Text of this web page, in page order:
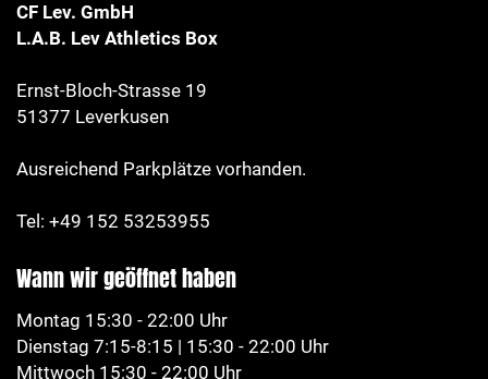
CF Lev. GmbH
L.A.B. Lev Athletics Box
Ernst-Bloch-Strasse 19
51377 Leverkusen
Ausreichend Parkplätze vorhanden.
Tel: +49 152 53253955
Wann wir geöffnet haben
Montag 15:30 - 22:00 Uhr
Dienstag 7:15-8:15 | 15:30 - 22:00 Uhr
Mittwoch 15:30 - 22:00 Uhr